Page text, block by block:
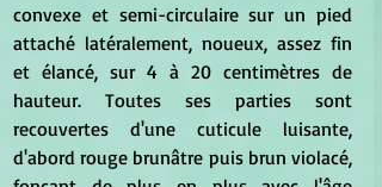
convexe et semi-circulaire sur un pied
attaché latéralement, noueux, assez fin
et élancé, sur 4 à 20 centimètres de
hauteur. Toutes ses parties sont
recouvertes d'une cuticule luisante,
d'abord rouge brunâtre puis brun violacé,